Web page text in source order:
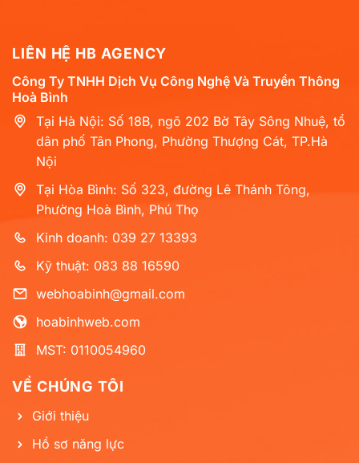
LIÊN HỆ HB AGENCY
Công Ty TNHH Dịch Vụ Công Nghệ Và Truyền Thông
Hoà Bình
Tại Hà Nội: Số 18B, ngõ 202 Bờ Tây Sông Nhuệ, tổ
dân phố Tân Phong, Phường Thượng Cát, TP.Hà
Nội
Tại Hòa Bình: Số 323, đường Lê Thánh Tông,
Phường Hoà Bình, Phú Thọ
Kinh doanh: 039 27 13393
Kỹ thuật: 083 88 16590
webhoabinh@gmail.com
hoabinhweb.com
MST: 0110054960
VỀ CHÚNG TÔI
Giới thiệu
Hồ sơ năng lực